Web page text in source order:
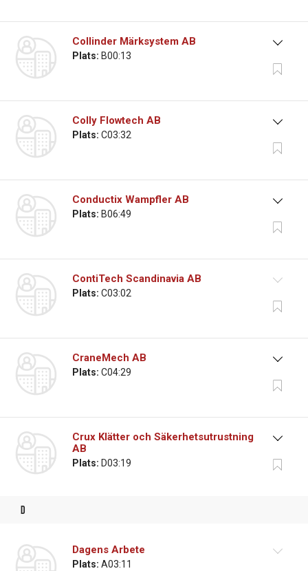
Collinder Märksystem AB
Plats: B00:13
Colly Flowtech AB
Plats: C03:32
Conductix Wampfler AB
Plats: B06:49
ContiTech Scandinavia AB
Plats: C03:02
CraneMech AB
Plats: C04:29
Crux Klätter och Säkerhetsutrustning
AB
Plats: D03:19
d
Dagens Arbete
Plats: A03:11